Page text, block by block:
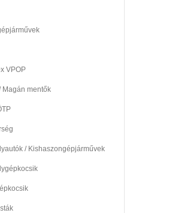
VPOP
Magán mentők
/ Kishaszongépjárművek